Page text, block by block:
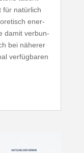
für natürlich
ener­
damit verbun­
bei näherer
verfüg­baren